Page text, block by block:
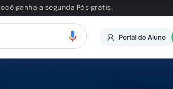
ganha a segunda Pós grátis.
Portal do Aluno